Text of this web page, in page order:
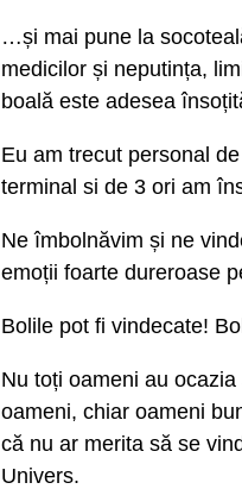
…și mai pune la
medicilor și neputința,
boală este adesea
Eu am trecut personal
terminal si de 3 ori am
Ne îmbolnăvim și ne
emoții foarte dureroase
Bolile pot fi vindecate!
Nu toți oameni au
oameni, chiar oameni
că nu ar merita să se
Univers.